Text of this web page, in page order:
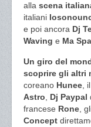
alla scena
italiani
e poi ancora Dj
Waving e Ma
Un giro del
scoprire gli altri
coreano Hunee ,
Astro
Dj Paypal
francese Rone ,
Concept